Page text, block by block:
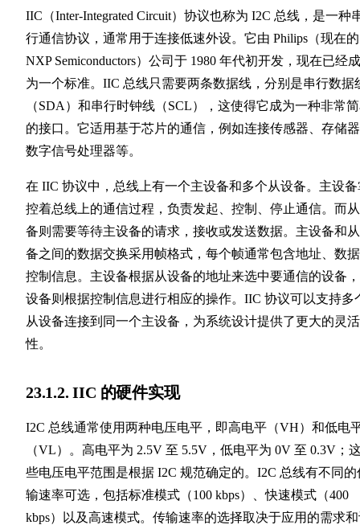
IIC（Inter-Integrated Circuit）协议也称为 I2C 总线，是一种
行通信协议，通常用于连接低速外设。它由 Philips（现在的
NXP Semiconductors）公司于 1980 年代初开发，现在已经成
为一个标准。IIC 总线只需要两条数据线，分别是串行数据
（SDA）和串行时钟线（SCL），这使得它成为一种非常
的接口。它适用基于芯片的通信，例如连接传感器、存储
数字信号处理器等。
在 IIC 协议中，总线上有一个主设备和多个从设备。主设备
控着总线上的通信过程，负责发起、控制、停止通信。而
备则需要等待主设备的请求，接收或发送数据。主设备和
备之间的数据交换采用帧格式，每个帧通常包含地址、数
控制信息。主设备根据从设备的地址来选中要通信的设备
设备则根据控制信息进行相应的操作。IIC 协议可以支持多
从设备连接到同一个主设备，为系统设计提供了更大的灵活
性。
23.1.2. IIC 的硬件实现
I2C 总线通常使用两种电压电平，即高电平（VH）和低电
（VL）。高电平为 2.5V 至 5.5V，低电平为 0V 至 0.3V；
些电压电平范围是根据 I2C 规范确定的。I2C 总线有不同的
输速率可选，包括标准模式（100 kbps）、快速模式（400
kbps）以及高速模式。传输速率的选择取决于应用的需求